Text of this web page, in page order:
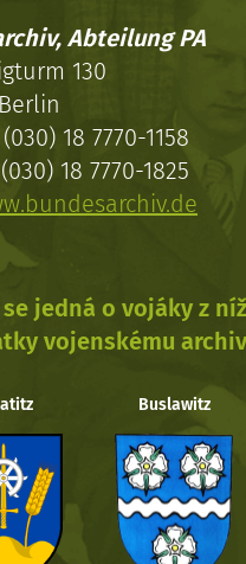
Abteilung PA
130
18 7770-1158
18 7770-1825
jedná o vojáky z
vojenskému
Buslawitz